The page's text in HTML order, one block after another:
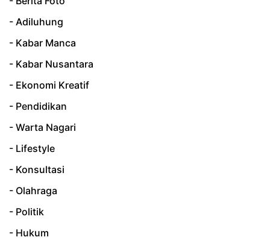
- Adiluhung
- Kabar Manca
- Kabar Nusantara
- Ekonomi Kreatif
- Pendidikan
- Warta Nagari
- Lifestyle
- Konsultasi
- Olahraga
- Politik
- Hukum